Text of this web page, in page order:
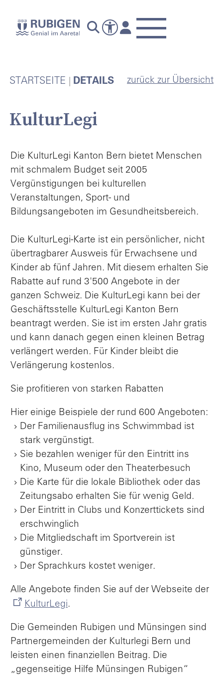
STARTSEITE DETAILS zurück zur Übersicht
KulturLegi
Die KulturLegi Kanton Bern bietet Menschen
mit schmalem Budget seit 2005
Vergünstigungen bei kulturellen
Veranstaltungen, Sport- und
Bildungsangeboten im Gesundheitsbereich.
Die KulturLegi-Karte ist ein persönlicher, nicht
übertragbarer Ausweis für Erwachsene und
Kinder ab fünf Jahren. Mit diesem erhalten Sie
Rabatte auf rund 3'500 Angebote in der
ganzen Schweiz. Die KulturLegi kann bei der
Geschäftsstelle KulturLegi Kanton Bern
beantragt werden. Sie ist im ersten Jahr gratis
und kann danach gegen einen kleinen Betrag
verlängert werden. Für Kinder bleibt die
Verlängerung kostenlos.
Sie profitieren von starken Rabatten
Hier einige Beispiele der rund 600 Angeboten:
Der Familienausflug ins Schwimmbad ist
stark vergünstigt.
Sie bezahlen weniger für den Eintritt ins
Kino, Museum oder den Theaterbesuch
Die Karte für die lokale Bibliothek oder das
Zeitungsabo erhalten Sie für wenig Geld.
Der Eintritt in Clubs und Konzerttickets sind
erschwinglich
Die Mitgliedschaft im Sportverein ist
günstiger.
Der Sprachkurs kostet weniger.
Alle Angebote finden Sie auf der Webseite der
KulturLegi.
Die Gemeinden Rubigen und Münsingen sind
Partnergemeinden der Kulturlegi Bern und
leisten einen finanziellen Beitrag. Die
„gegenseitige Hilfe Münsingen Rubigen“